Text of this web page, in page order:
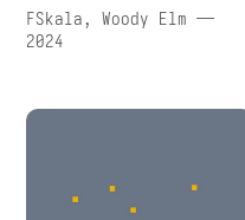
FSkala, Woody Elm —
2024